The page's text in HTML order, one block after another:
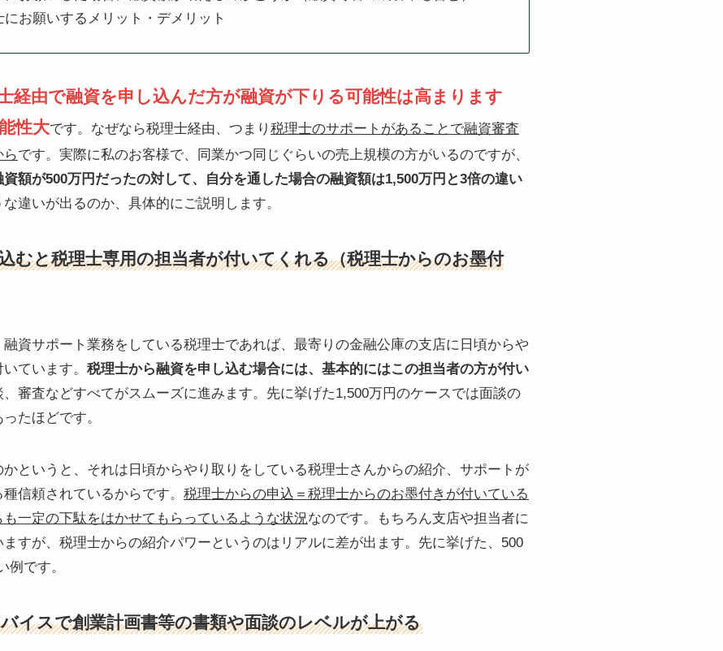
お願いするメリット・デメリット
経由で融資を申し込んだ方が融資が下りる可能性は高まります
性大です。なぜなら税理士経由、つまり 税理士のサポートがあることで融資審査
らです。実際に私のお客様で、同業かつ同じぐらいの売上規模の方がいるのですが、
額が500万円だったの対して、自分を通した場合の融資額は1,500万円と3倍の違い
違いが出るのか、具体的にご説明します。
むと税理士専用の担当者が付いてくれる（税理士からのお墨付
資サポート業務をしている税理士であれば、最寄りの金融公庫の支店に日頃からや
ています。 税理士から融資を申し込む場合には、基本的にはこの担当者の方が付い
審査などすべてがスムーズに進みます。先に挙げた1,500万円のケースでは面談の
たほどです。
というと、それは日頃からやり取りをしている税理士さんからの紹介、サポートが
信頼されているからです。 税理士からの申込＝税理士からのお墨付きが付いている
一定の下駄をはかせてもらっているような状況なのです。もちろん支店や担当者に
すが、税理士からの紹介パワーというのはリアルに差が出ます。先に挙げた、500
例です。
イスで創業計画書等の書類や面談のレベルが上がる